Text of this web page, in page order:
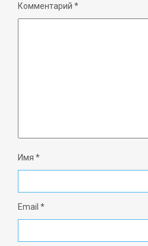
Комментарий *
Имя *
Email *